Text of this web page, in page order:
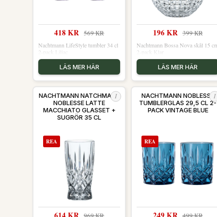
418 KR 569 KR
Nachtmann LifeStyle tumbler 34 cl
2-pack Liliac
LÄS MER HÄR
196 KR 399 KR
Nachtmann Bossa Nova skål 15
2-pack Klar
LÄS MER HÄR
I
NACHTMANN NATCHMANN
NOBLESSE LATTE
MACCHIATO GLASSET +
SUGRÖR 35 CL
REA
I
NACHTMANN NOBLESSE
TUMBLERGLAS 29,5 CL 2-
PACK VINTAGE BLUE
REA